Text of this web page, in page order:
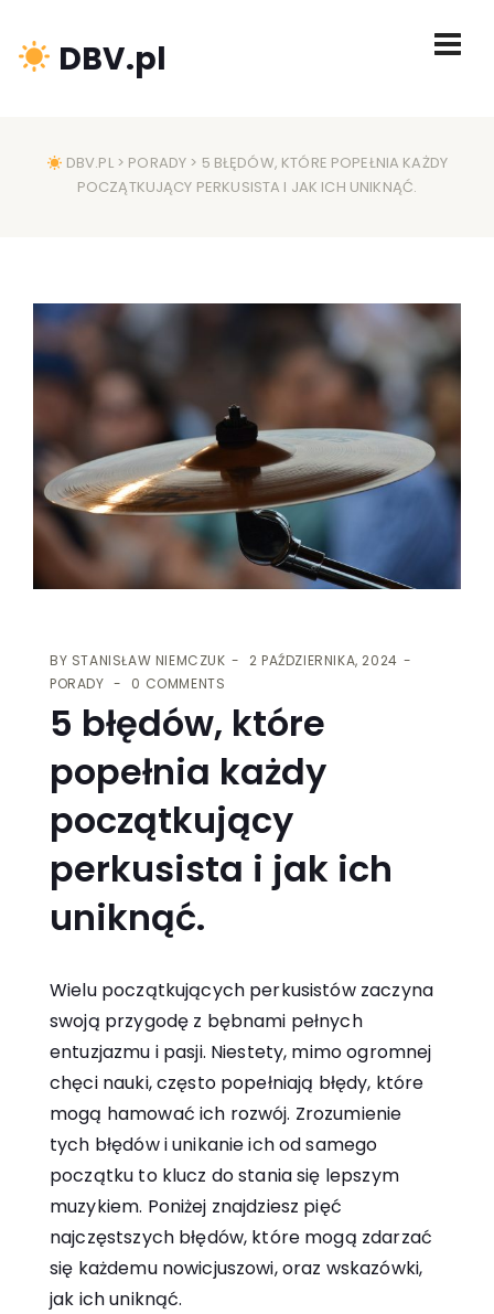
DBV.pl
DBV.PL> PORADY > 5 BŁĘDÓW, KTÓRE POPEŁNIA KAŻDY
POCZĄTKUJĄCY PERKUSISTA I JAK ICH UNIKNĄĆ.
BY STANISŁAW NIEMCZUK
2 PAŹDZIERNIKA, 2024
PORADY
0 COMMENTS
5 błędów, które
popełnia każdy
początkujący
perkusista i jak ich
uniknąć.
Wielu początkujących perkusistów zaczyna
swoją przygodę z bębnami pełnych
entuzjazmu i pasji. Niestety, mimo ogromnej
chęci nauki, często popełniają błędy, które
mogą hamować ich rozwój. Zrozumienie
tych błędów i unikanie ich od samego
początku to klucz do stania się lepszym
muzykiem. Poniżej znajdziesz pięć
najczęstszych błędów, które mogą zdarzać
się każdemu nowicjuszowi, oraz wskazówki,
jak ich uniknąć.